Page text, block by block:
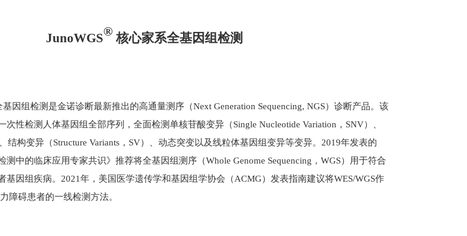
JunoWGS® 核心家系全基因组检测
基因组检测是金诺诊断最新推出的高通量测序（Next Generation Sequencing, NGS）诊断产品。该
次性检测人体基因组全部序列，全面检测单核苷酸变异（Single Nucleotide Variation ， SNV）、
结构变异（Structure Variants ， SV）、动态突变以及线粒体基因组变异等变异。 2019年发表的
测中的临床应用专家共识》推荐将全基因组测序（Whole Genome Sequencing ， WGS）用于符合
基因组疾病。 2021年，美国医学遗传学和基因组学协会（ACMG）发表指南建议将WES/WGS作
障碍患者的一线检测方法。